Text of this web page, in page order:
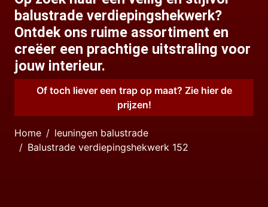
balustrade verdiepingshekwerk?
Ontdek ons ruime assortiment en
creëer een prachtige uitstraling voor
jouw interieur.
Of toch liever een trap op maat? Zie hier de
prijzen!
Home
leuningen balustrade
Balustrade verdiepingshekwerk 152